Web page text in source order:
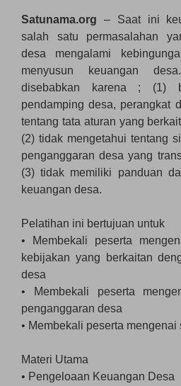
Satunama.org – Saat ini
salah satu permasalahan
desa mengalami
menyusun keuangan
disebabkan karena ; (1)
pendamping desa, perangkat
tentang tata aturan yang
(2) tidak mengetahui tentang
penganggaran desa yang
(3) tidak memiliki panduan
keuangan desa.
Pelatihan ini bertujuan untuk
• Membekali peserta
kebijakan yang berkaitan
desa
• Membekali peserta
penganggaran desa
• Membekali peserta
Materi Utama
• Pengeloaan Keuangan Desa